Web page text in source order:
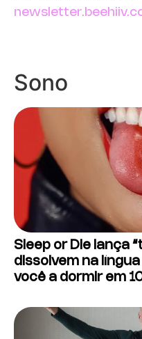
Sono
Sleep or Die lança
dissolvem na
você a dormir em